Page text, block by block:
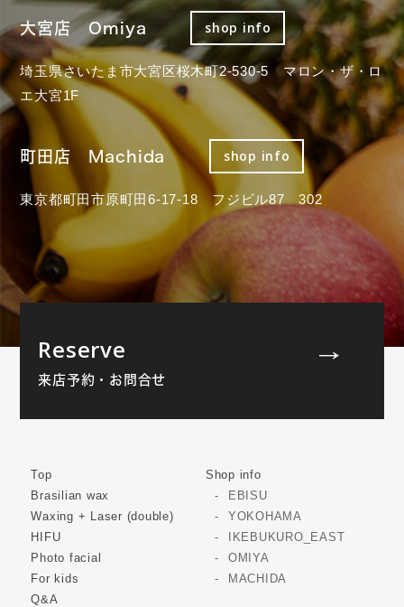
大宮店 Omiya shop info
埼玉県さいたま市大宮区桜木町2-530-5 マロン・ザ・ロ
エ大宮1F
町田店 Machida shop info
東京都町田市原町田6-17-18 フジビル87 302
Reserve
来店予約・お問合せ
Top
Brasilian wax
Waxing + Laser (double)
HIFU
Photo facial
For kids
Q&A
Shop info
EBISU
YOKOHAMA
IKEBUKURO_EAST
OMIYA
MACHIDA